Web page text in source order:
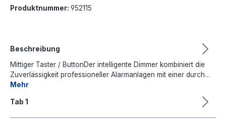
Produktnummer: 952115
Beschreibung
Mittiger Taster / ButtonDer intelligente Dimmer kombiniert die
Zuverlässigkeit professioneller Alarmanlagen mit einer durch…
Mehr
Tab 1